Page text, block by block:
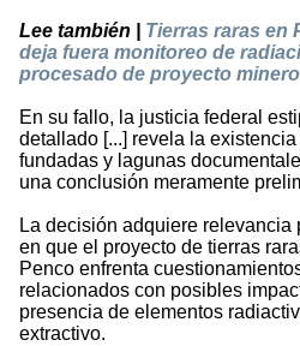
Lee también | Tierras raras en
deja fuera monitoreo de
procesado de proyecto minero
En su fallo, la justicia federal
detallado [...] revela la
fundadas y lagunas
una conclusión meramente
La decisión adquiere relevancia
en que el proyecto de tierras
Penco enfrenta
relacionados con posibles
presencia de elementos
extractivo.